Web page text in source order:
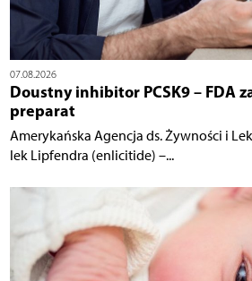
07.08.2026
Doustny inhibitor PCSK9 – FDA
preparat
Amerykańska Agencja ds. Żywności i
lek Lipfendra (enlicitide) –...